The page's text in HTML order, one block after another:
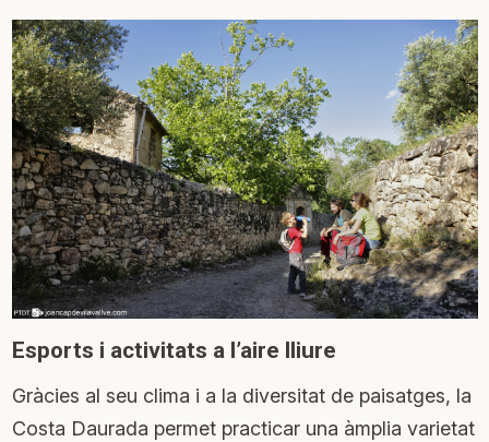
Esports i activitats a l’aire lliure
Gràcies al seu clima i a la diversitat de paisatges, la
Costa Daurada permet practicar una àmplia varietat